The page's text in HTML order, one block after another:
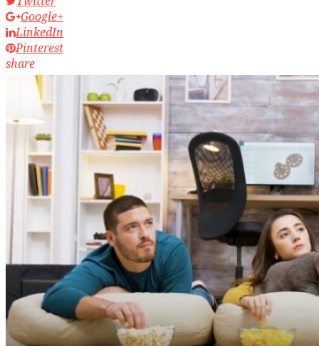
Google+
LinkedIn
Pinterest
share